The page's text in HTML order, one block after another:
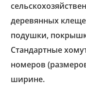
деревянных
подушки,
Стандартные
номеров
ширине.